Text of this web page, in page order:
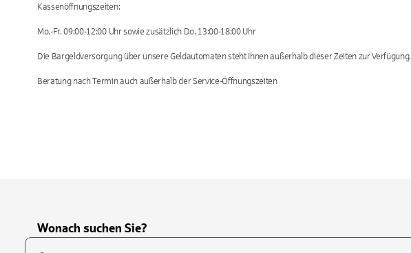
Kassenöffnungszeiten:
Mo.-Fr. 09:00-12:00 Uhr sowie zusätzlich Do. 13:00-18:00 Uhr
Die Bargeldversorgung über unsere Geldautomaten steht Ihnen außerhalb dieser Zeiten zur Verfügung.
Beratung nach Termin auch außerhalb der Service-Öffnungszeiten
Wonach suchen Sie?
Suchfeld